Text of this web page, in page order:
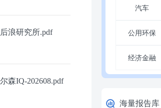
浪研究所.pdf
森IQ-202608.pdf
汽车
公用环保
经济金融
海量报告库